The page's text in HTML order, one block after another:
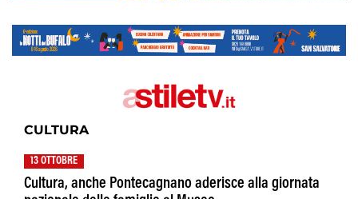
CULTURA
13 OTTOBRE
Cultura, anche Pontecagnano aderisce alla giornata